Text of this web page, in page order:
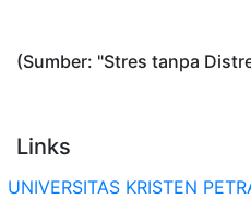
(Sumber: "Stres tanpa
Links
UNIVERSITAS KRISTEN